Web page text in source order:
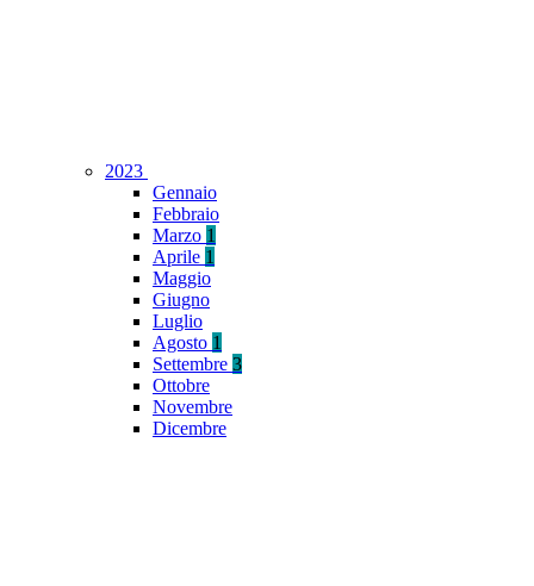
2023
Gennaio
Febbraio
Marzo 1
Aprile 1
Maggio
Giugno
Luglio
Agosto 1
Settembre 3
Ottobre
Novembre
Dicembre